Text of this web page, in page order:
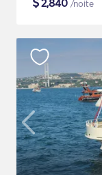
2,840 /noite